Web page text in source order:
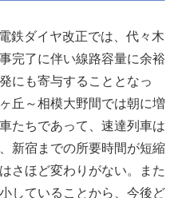
鉄ダイヤ改正では、代々木
完了に伴い線路容量に余裕
にも寄与することとなっ
丘～相模大野間では朝に増
たちであって、速達列車は
新宿までの所要時間が短縮
さほど変わりがない。また
していることから、今後ど